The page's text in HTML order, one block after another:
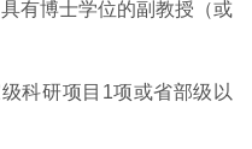
有博士学位的副教授（或
科研项目1项或省部级以